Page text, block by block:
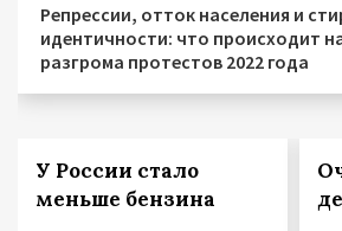
Репрессии, отток населения и
идентичности: что происходит
разгрома протестов 2022 года
У России стало
меньше бензина